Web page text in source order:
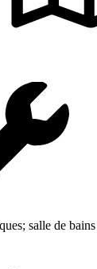
salle de